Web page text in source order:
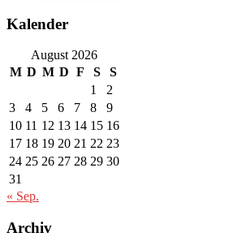
Kalender
August 2026
M D M D F S
S
1
2
3
4 5 6 7 8
9
10 11 12 13 14 15 16
17 18 19 20 21 22 23
24 25 26 27 28 29 30
31
« Sep.
Archiv